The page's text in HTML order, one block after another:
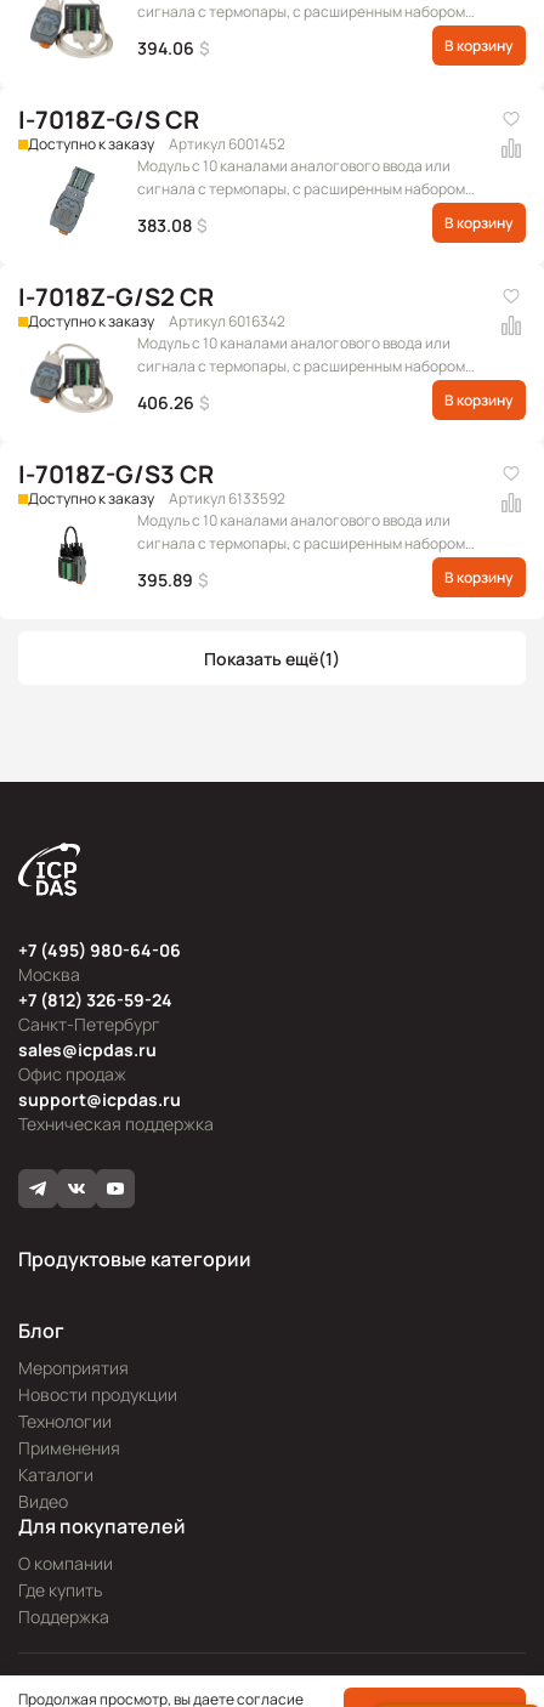
сигнала с термопары, с расширенным набором
перенапряжения, в комплект поставки входит DB-
394.06 $ В корзину
I-7018Z-G/S CR
Доступно к заказу
Артикул 6001452
Модуль с 10 каналами аналогового ввода или
сигнала с термопары, с расширенным набором
перенапряжения, в комплект поставки входит DB-
383.08 $ В корзину
I-7018Z-G/S2 CR
Доступно к заказу
Артикул 6016342
Модуль с 10 каналами аналогового ввода или
сигнала с термопары, с расширенным набором
перенапряжения, в комплект поставки входит DB-
406.26 $ В корзину
I-7018Z-G/S3 CR
Доступно к заказу
Артикул 6133592
Модуль с 10 каналами аналогового ввода или
сигнала с термопары, с расширенным набором
перенапряжения, в комплект поставки входит DN-
395.89 $ В корзину
Показать ещё(1)
Москва
+7 (495) 980-64-06
Офис продаж
sales@icpdas.ru
Санкт-Петербург
+7 (812) 326-59-24
Техническая поддержка
support@icpdas.ru
Продуктовые категории
Блог
Мероприятия
Новости продукции
Технологии
Применения
Каталоги
Видео
Для покупателей
О компании
Где купить
Поддержка
Pitch
Продолжая просмотр, вы даете согласие